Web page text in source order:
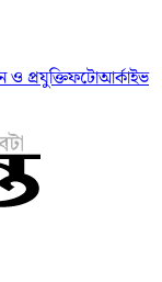
ও প্রযুক্তিফটোআর্কাইভ